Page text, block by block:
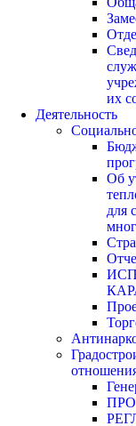
их
Деятельность
Об
для